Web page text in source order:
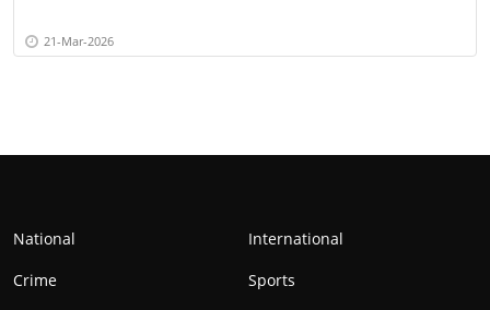
21-Mar-2026
National
International
Crime
Sports